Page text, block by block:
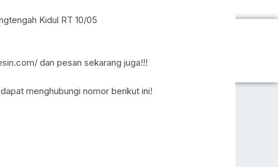
Kidul RT 10/05
dan pesan sekarang juga!!!
menghubungi nomor berikut ini!